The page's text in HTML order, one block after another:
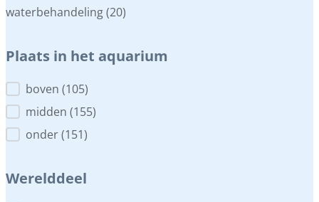
waterbehandeling(20)
Plaats in het aquarium
Plaats in het aquarium
boven (105)
midden (155)
onder(151)
Werelddeel